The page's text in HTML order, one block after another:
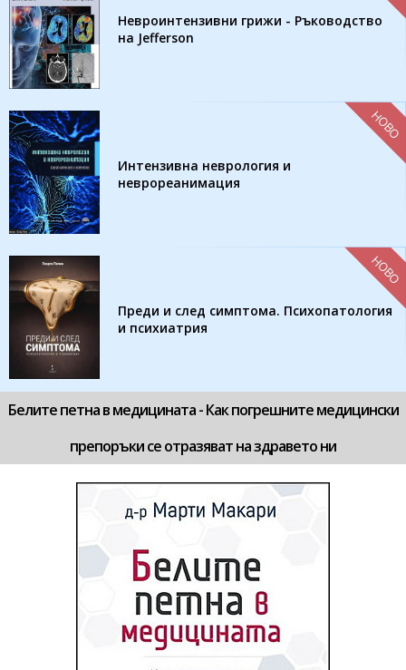
Невроинтензивни грижи - Ръководство
на Jefferson
Интензивна неврология и
неврореанимация
НОВО
Преди и след симптома. Психопатология
и психиатрия
НОВО
Белите петна в медицината - Как погрешните медицински
препоръки се отразяват на здравето ни